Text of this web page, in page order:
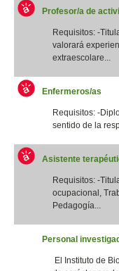
Profesor/a de
Requisitos: -
valorará
extraescolare...
Enfermeros/as
Requisitos: -
sentido de la
Asistente
Requisitos: -
ocupacional,
Pedagogía...
Personal
El Instituto de